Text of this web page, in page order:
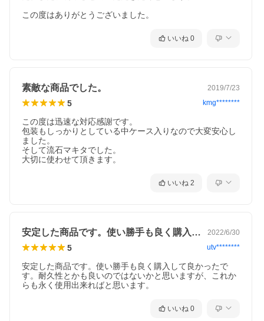
この度はありがとうございました。
いいね 0
素敵な商品でした。 2019/7/23
5 kmg********
この度は迅速な対応感謝です。
包装もしっかりとしている中ケース入りなので大変安心し
ました。
そして流石マキタでした。
大切に使わせて頂きます。
いいね 2
安定した商品です。使い勝手も良く購入し… 2022/6/30
5 utv********
安定した商品です。使い勝手も良く購入して良かったで
す。耐久性とかも良いのではないかと思いますが、これか
らも永く使用出来ればと思います。
いいね 0